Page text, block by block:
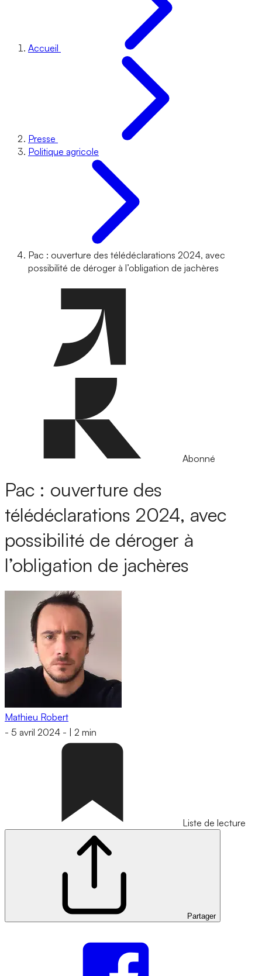
Accueil
Presse
Politique agricole
Pac : ouverture des télédéclarations 2024, avec
possibilité de déroger à l’obligation de jachères
Abonné
Pac : ouverture des
télédéclarations 2024, avec
possibilité de déroger à
l’obligation de jachères
Mathieu Robert
- 5 avril 2024 - 2 min
Liste de lecture
Partager